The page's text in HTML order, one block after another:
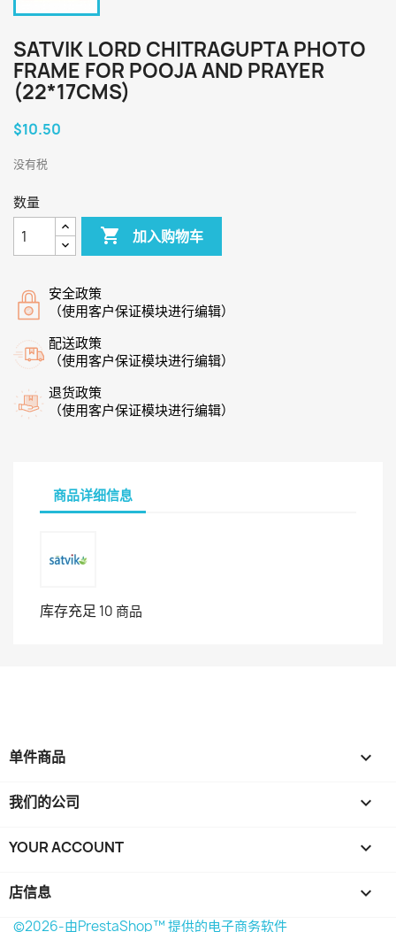
SATVIK LORD CHITRAGUPTA PHOTO
FRAME FOR POOJA AND PRAYER
(22*17CMS)
$10.50
没有税
数量
 加入购物车
安全政策
（使用客户保证模块进行编辑）
配送政策
（使用客户保证模块进行编辑）
退货政策
（使用客户保证模块进行编辑）
商品详细信息
库存充足 10 商品
单件商品 
我们的公司 
YOUR ACCOUNT 
店信息 keyboard_arrow_down
©2026-由PrestaShop™ 提供的电子商务软件